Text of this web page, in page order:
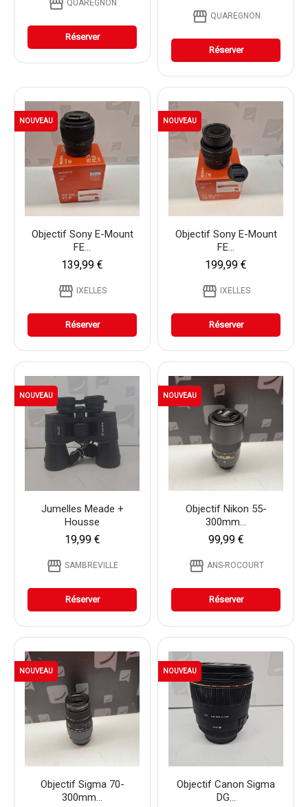
QUAREGNON
Réserver
storefront QUAREGNON
Réserver
Objectif Sony E-Mount
FE...
139,99 €
storefront IXELLES
Réserver
NOUVEAU
Objectif Sony E-Mount
FE...
199,99 €
storefront IXELLES
Réserver
NOUVEAU
Jumelles Meade +
Housse
19,99 €
storefront SAMBREVILLE
Réserver
NOUVEAU
Objectif Nikon 55-
300mm...
99,99 €
storefront ANS-ROCOURT
Réserver
NOUVEAU
Objectif Sigma 70-
300mm...
NOUVEAU
Objectif Canon Sigma
DG...
NOUVEAU